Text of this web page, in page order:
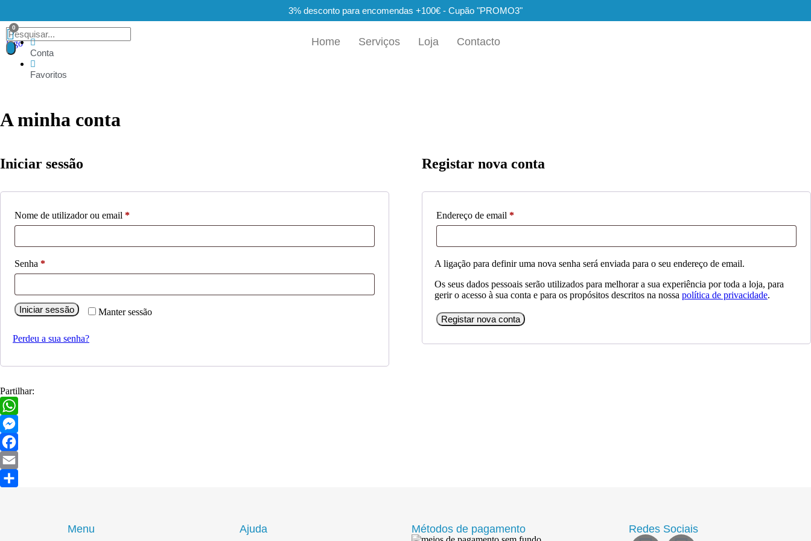
3% desconto para encomendas +100€ - Cupão "PROMO3"
Conta
Favoritos
Home Serviços Loja Contacto
A minha conta
Iniciar sessão
Nome de utilizador ou email *
Senha *
Manter sessão
Iniciar sessão
Perdeu a sua senha?
Registar nova conta
Endereço de email *
A ligação para definir uma nova senha será enviada para o seu endereço de email.
Os seus dados pessoais serão utilizados para melhorar a sua experiência por toda a loja, para
gerir o acesso à sua conta e para os propósitos descritos na nossa política de privacidade.
Registar nova conta
Partilhar:
WhatsApp
Messenger
Facebook
Email
Menu Ajuda Métodos de pagamento Redes Sociais